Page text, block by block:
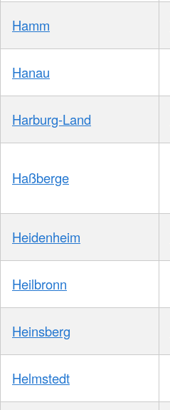
Hamm
Hanau
Harburg-Land
Haßberge
Heidenheim
Heilbronn
Heinsberg
Helmstedt